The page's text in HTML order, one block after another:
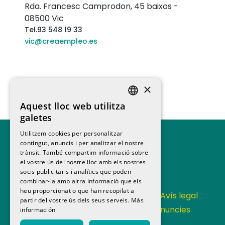
Rda. Francesc Camprodon, 45 baixos -
08500Vic
Tel.93 548 19 33
vic@creaempleo.es
Contacta Política de privacitat
Avís legal
Política de cookies
Canal de denuncies
×
Aquest lloc web utilitza
galetes
Utilitzem cookies per personalitzar
contingut, anuncis i per analitzar el nostre
trànsit. També compartim informació sobre
el vostre ús del nostre lloc amb els nostres
socis publicitaris i analítics que poden
combinar-la amb altra informació que els
heu proporcionat o que han recopilat a
partir del vostre ús dels seus serveis. Más
información